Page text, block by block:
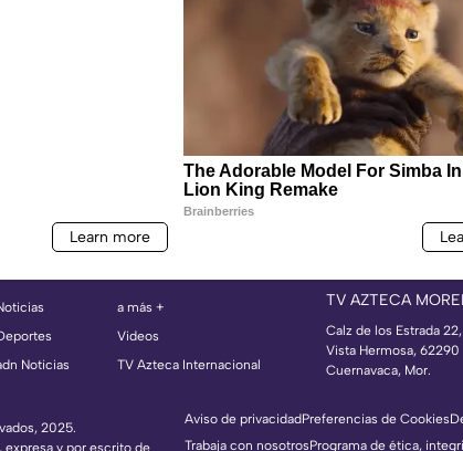
Noticias
a más +
Videos
TV Azteca Internacional
TV AZTECA
Calz de los Estrada 22,
Vista Hermosa, 62290
Cuernavaca, Mor.
2025.
expresa y por escrito de
Aviso de privacidadPreferencias de Cookies
Trabaja con nosotrosPrograma de ética,